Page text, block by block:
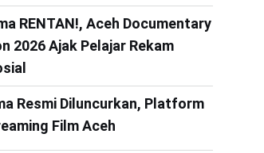
RENTAN!, Aceh Documentary
2026 Ajak Pelajar Rekam
Resmi Diluncurkan, Platform
Film Aceh